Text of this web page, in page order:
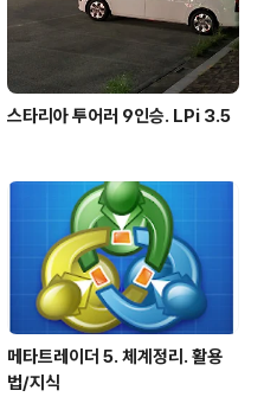
스타리아 투어러 9인승. LPi 3.5
메타트레이더 5. 체계정리. 활용
법/지식